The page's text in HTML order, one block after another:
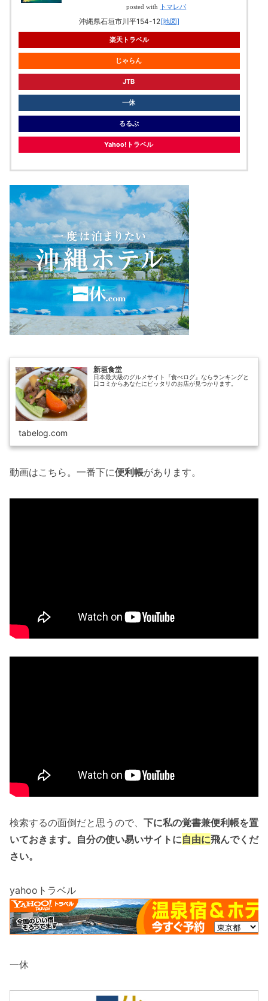
posted with トマレバ
沖縄県石垣市川平154-12[地図]
楽天トラベル
じゃらん
JTB
一休
るるぶ
Yahoo!トラベル
新垣食堂
日本最大級のグルメサイト『食べログ』ならランキングと
口コミからあなたにピッタリのお店が見つかります。
tabelog.com
動画はこちら。一番下に便利帳があります。
検索するの面倒だと思うので、 下に私の覚書兼便利帳を置
いておきます。自分の使い易いサイトに自由に飛んでくだ
さい。
yahooトラベル
一休